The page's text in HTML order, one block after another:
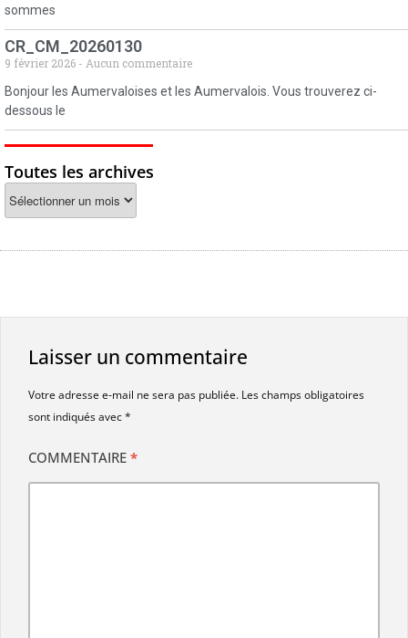
sommes
CR_CM_20260130
9 février 2026
Aucun commentaire
Bonjour les Aumervaloises et les Aumervalois. Vous trouverez ci-
dessous le
Toutes les archives
Laisser un commentaire
Votre adresse e-mail ne sera pas publiée. Les champs obligatoires
sont indiqués avec*
COMMENTAIRE *